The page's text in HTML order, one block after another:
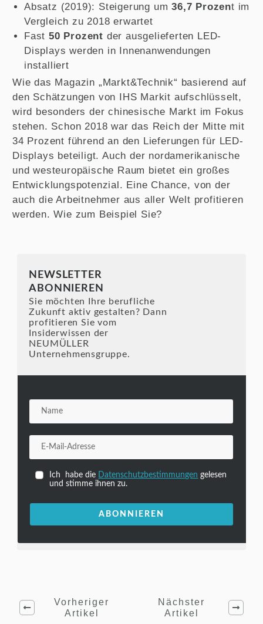
Absatz (2019): Steigerung um36,7 Prozent im
Vergleich zu 2018 erwartet
Fast 50 Prozent der ausgelieferten LED-
Displays werden in Innenanwendungen
installiert
Wie das Magazin „Markt&Technik“ basierend auf
den Schätzungen von IHS Markit aufschlüsselt,
wird besonders der chinesische Markt im Fokus
stehen. Schon 2018 war das Reich der Mitte mit
34 Prozent führend an den Lieferungen für LED-
Displays beteiligt. Auch der nordamerikanische
und westeuropäische Raum bietet ein großes
Entwicklungspotenzial. Eine Chance, von der
auch die Arbeitnehmer aus aller Welt profitieren
werden. Wie zum Beispiel Sie?
NEWSLETTER
ABONNIEREN
Sie möchten Ihre berufliche
Zukunft aktiv gestalten? Dann
profitieren Sie vom
Insiderwissen der
NEUMÜLLER
Unternehmensgruppe.
Ich habe die Datenschutzbestimmungen gelesen
und stimme ihnen zu.
ABONNIEREN
Vorheriger
Artikel
Nächster
Artikel